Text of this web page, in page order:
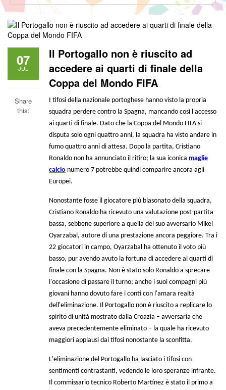
07
JUL
Share
this:
Il Portogallo non è riuscito ad
accedere ai quarti di finale della
Coppa del Mondo FIFA
I tifosi della nazionale portoghese hanno visto la propria
squadra perdere contro la Spagna, mancando così l'accesso
ai quarti di finale. Dato che la Coppa del Mondo FIFA si
disputa solo ogni quattro anni, la squadra ha visto andare in
fumo quattro anni di attesa. Dopo la partita, Cristiano
Ronaldo non ha annunciato il ritiro; la sua iconica maglie
calcio numero 7 potrebbe quindi comparire ancora agli
Europei.
Nonostante fosse il giocatore più blasonato della squadra,
Cristiano Ronaldo ha ricevuto una valutazione post-partita
bassa, sebbene superiore a quella del suo avversario Mikel
Oyarzabal, autore di una prestazione ancora peggiore. Tra i
22 giocatori in campo, Oyarzabal ha ottenuto il voto più
basso, pur avendo avuto la fortuna di accedere ai quarti di
finale con la Spagna. Non è stato solo Ronaldo a sprecare
l'occasione di passare il turno; anche i suoi compagni più
giovani hanno dovuto fare i conti con l'amara realtà
dell'eliminazione. Il Portogallo non è riuscito a replicare lo
spirito di unità mostrato dalla Croazia – avversaria che
aveva precedentemente eliminato – la quale ha ricevuto
maggiori applausi dai tifosi nonostante la sconfitta.
L'eliminazione del Portogallo ha lasciato i tifosi con
sentimenti contrastanti, vedendo le loro speranze infrante.
Il commissario tecnico Roberto Martínez è stato il primo a